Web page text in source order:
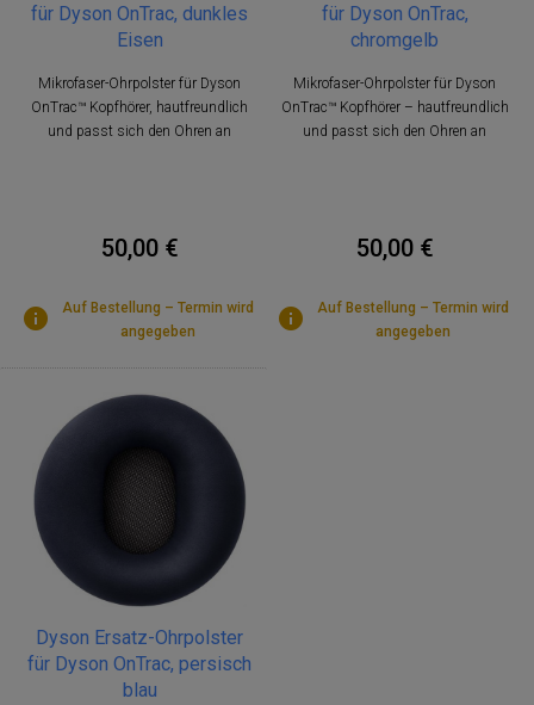
für Dyson OnTrac, dunkles
Eisen
Mikrofaser-Ohrpolster für Dyson
OnTrac™ Kopfhörer, hautfreundlich
und passt sich den Ohren an
50,00 €
Auf Bestellung – Termin wird
angegeben
für Dyson OnTrac,
chromgelb
Mikrofaser-Ohrpolster für Dyson
OnTrac™ Kopfhörer – hautfreundlich
und passt sich den Ohren an
50,00 €
Auf Bestellung – Termin wird
angegeben
Dyson Ersatz-Ohrpolster
für Dyson OnTrac, persisch
blau